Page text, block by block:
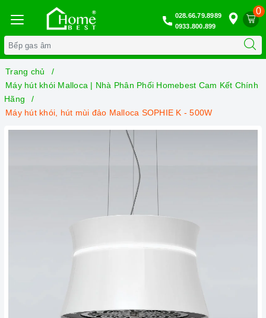
0
028.66.79.8989
0933.800.899
Trang chủ
Máy hút khói Malloca | Nhà Phân Phối Homebest Cam Kết Chính
Hãng
Máy hút khói, hút mùi đảo Malloca SOPHIE K - 500W